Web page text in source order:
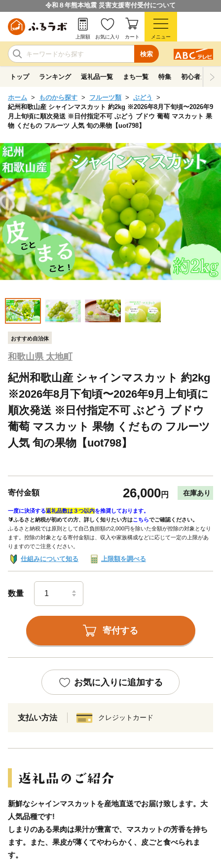
令和８年熊本地震 災害支援寄付受付について
検索
上限額 お気に入り カート メニュー
トップ ランキング 返礼品一覧 まち一覧 特集 初心者ガイド
ホーム ものから探す フルーツ類
ぶどう
紀州和歌山産 シャインマスカット 約2kg ※2026年8月下旬頃〜2026年9
月上旬頃に順次発送 ※日付指定不可 ぶどう ブドウ 葡萄 マスカット 果
物 くだもの フルーツ 人気 旬の果物【uot798】
おすすめ自治体
和歌山県 太地町
紀州和歌山産 シャインマスカット 約2kg
※2026年8月下旬頃〜2026年9月上旬頃に
順次発送 ※日付指定不可 ぶどう ブドウ
葡萄 マスカット 果物 くだもの フルーツ
人気 旬の果物【uot798】
寄付金額 26,000円 在庫あり
一度に決済する返礼品数は３つ以内を推奨しております。
🔰ふるさと納税が初めての方、詳しく知りたい方はこちらでご確認ください。
ふるさと納税では原則として自己負担額の2,000円を除いた全額が控除の対象となり
ます。控除の対象となる寄付金額は、収入や家族構成などに応じて一定の上限があ
りますのでご注意ください。
仕組みについて知る 上限額を調べる
数量
寄付する
お気に入りに追加する
支払い方法 クレジットカード
新鮮なシャインマスカットを産地直送でお届け致します。大
人気品種です!
しまりのある果肉は果汁が豊富で、マスカットの芳香を持ち
ます。また、果皮が薄くてやわらかく、皮ごと食べられま
す。